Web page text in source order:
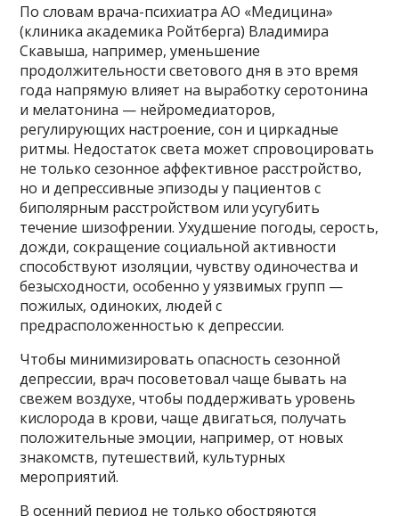
По словам врача-психиатра АО «Медицина»
(клиника академика Ройтберга) Владимира
Скавыша, например, уменьшение
продолжительности светового дня в это время
года напрямую влияет на выработку серотонина
и мелатонина — нейромедиаторов,
регулирующих настроение, сон и циркадные
ритмы. Недостаток света может спровоцировать
не только сезонное аффективное расстройство,
но и депрессивные эпизоды у пациентов с
биполярным расстройством или усугубить
течение шизофрении. Ухудшение погоды, серость,
дожди, сокращение социальной активности
способствуют изоляции, чувству одиночества и
безысходности, особенно у уязвимых групп —
пожилых, одиноких, людей с
предрасположенностью к депрессии.
Чтобы минимизировать опасность сезонной
депрессии, врач посоветовал чаще бывать на
свежем воздухе, чтобы поддерживать уровень
кислорода в крови, чаще двигаться, получать
положительные эмоции, например, от новых
знакомств, путешествий, культурных
мероприятий.
В осенний период не только обостряются